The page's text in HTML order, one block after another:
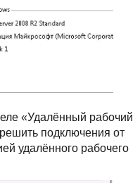
«Удалённый рабочий
подключения от
удалённого рабочего